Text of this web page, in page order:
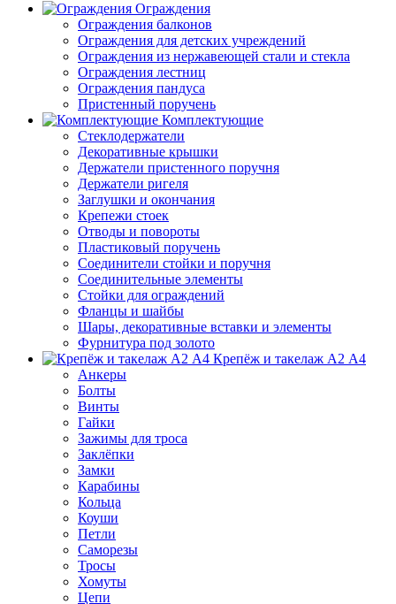
Ограждения
Ограждения балконов
Ограждения для детских учреждений
Ограждения из нержавеющей стали и стекла
Ограждения лестниц
Ограждения пандуса
Пристенный поручень
Комплектующие
Стеклодержатели
Декоративные крышки
Держатели пристенного поручня
Держатели ригеля
Заглушки и окончания
Крепежи стоек
Отводы и повороты
Пластиковый поручень
Соединители стойки и поручня
Соединительные элементы
Стойки для ограждений
Фланцы и шайбы
Шары, декоративные вставки и элементы
Фурнитура под золото
Крепёж и такелаж А2 А4
Анкеры
Болты
Винты
Гайки
Зажимы для троса
Заклёпки
Замки
Карабины
Кольца
Коуши
Петли
Саморезы
Тросы
Хомуты
Цепи